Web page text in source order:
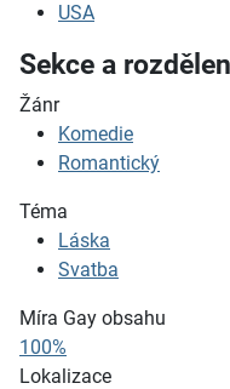
USA
Sekce a
Žánr
Komedie
Romantický
Téma
Láska
Svatba
Míra Gay obsahu
100%
Lokalizace